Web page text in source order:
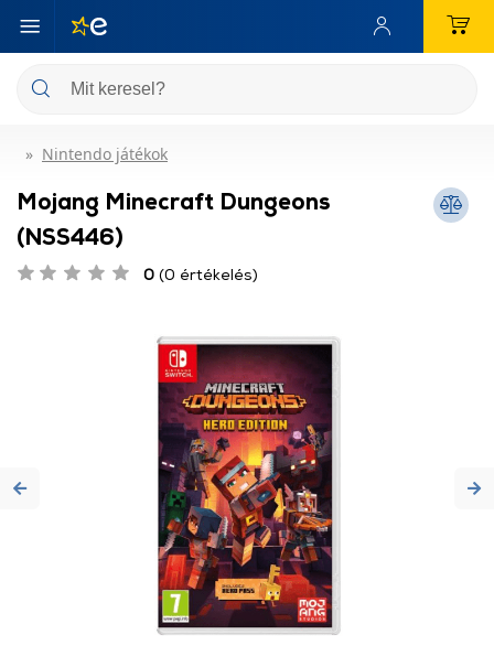
Nintendo játékok
Mojang Minecraft Dungeons
(NSS446)
0 (0 értékelés)
Previous